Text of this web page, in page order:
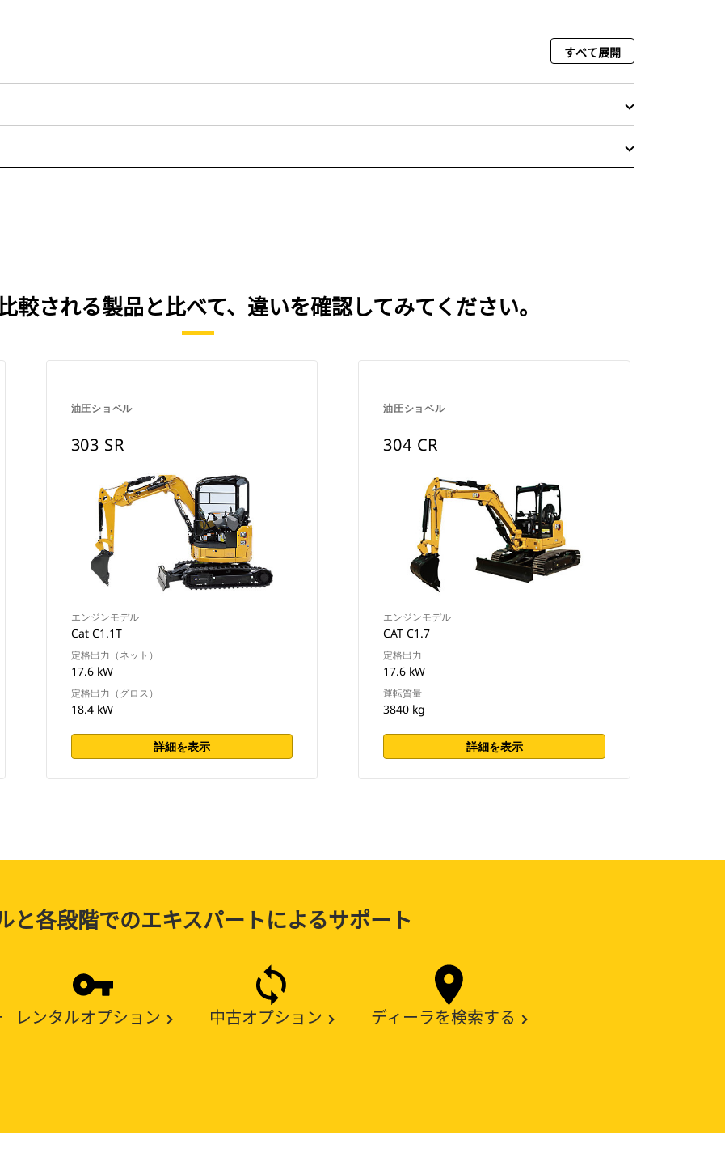
すべて展開
較される製品と比べて、違いを確認してみてください。
油圧ショベル
303 SR
エンジンモデル
Cat C1.1T
定格出力（ネット）
17.6 kW
定格出力（グロス）
18.4 kW
詳細を表示
油圧ショベル
304 CR
エンジンモデル
CAT C1.7
定格出力
17.6 kW
運転質量
3840 kg
詳細を表示
と各段階でのエキスパートによるサポート
レンタルオプション 中古オプション ディーラを検索する